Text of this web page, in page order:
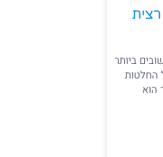
ביותר
החלטות
הוא